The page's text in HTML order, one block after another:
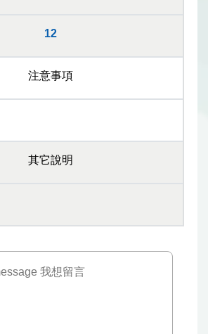
12
注意事項
其它說明